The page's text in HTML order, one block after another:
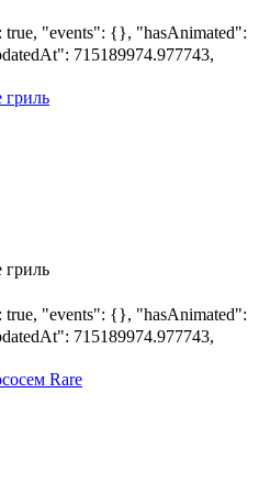
"events": {}, "hasAnimated":
715189974.977743,
гриль
гриль
"events": {}, "hasAnimated":
715189974.977743,
Rare